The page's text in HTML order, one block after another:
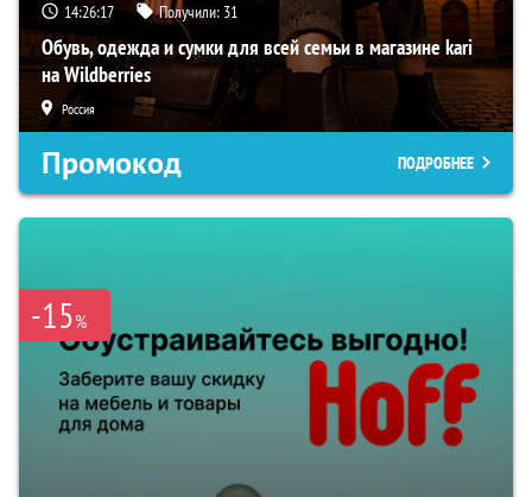
14:26:16 Получили: 31
Обувь, одежда и сумки для всей семьи в магазине kari
на Wildberries
Россия
Промокод ПОДРОБНЕЕ
-15%